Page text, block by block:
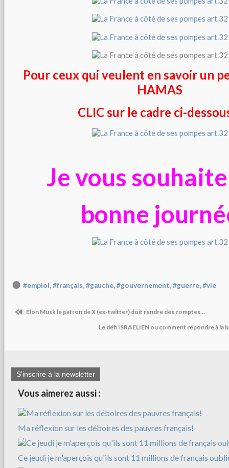
Pour ceux qui veulent en savoir un
HAMAS
CLIC sur le cadre ci-
Je vous
bonne
#emploi,#français,#gauche,#gouvernement,#guerre,#vie
Elon Musk le patron de X (ex-twitter) doit rendre des comptes...
Le défi ISRAELIEN ou comment répondre à la
S'inscrire à la newsletter
Vous aimerez aussi :
Ma réflexion sur les déboires des pauvres français!
Ce jeudi je m'aperçois qu'ils sont 11 millions de français